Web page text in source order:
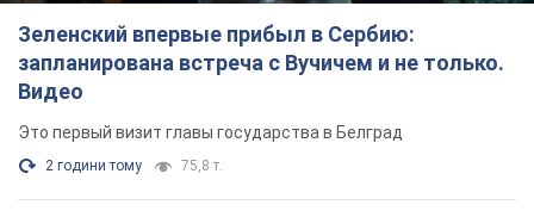
Зеленский впервые прибыл в Сербию:
запланирована встреча с Вучичем и не только.
Видео
Это первый визит главы государства в Белград
2 години тому 75,8 т.